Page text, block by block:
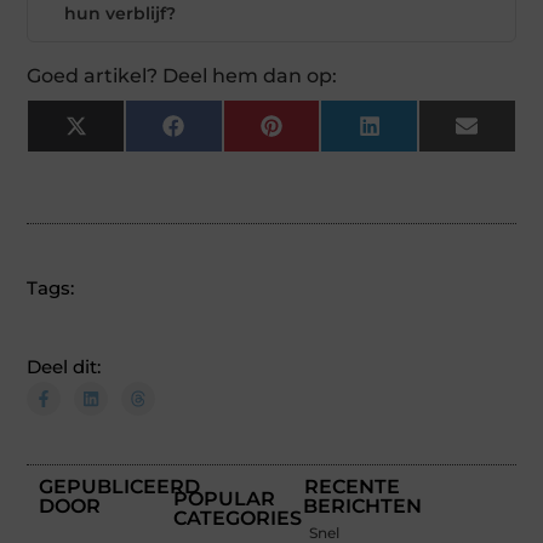
hun verblijf?
Goed artikel? Deel hem dan op:
X
(Twitter)
Facebook Pinterest LinkedIn Email
Tags:
Deel dit:
GEPUBLICEERD
DOOR
POPULAR
CATEGORIES
RECENTE
BERICHTEN
Snel